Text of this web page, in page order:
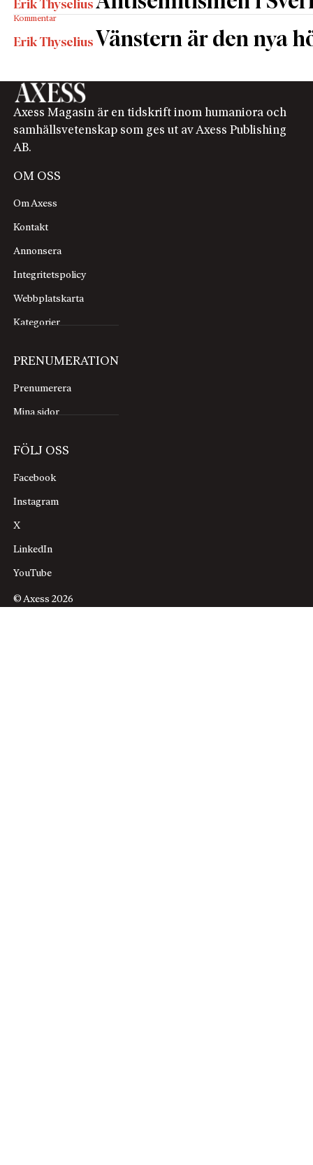
Erik Thyselius
Kommentar
Erik Thyselius Vänstern är den nya
Axess Magasin är en tidskrift inom humaniora och
samhällsvetenskap som ges ut av Axess Publishing
AB.
OM OSS
Om Axess
Kontakt
Annonsera
Integritetspolicy
Webbplatskarta
Kategorier
PRENUMERATION
Prenumerera
Mina sidor
FÖLJ OSS
Facebook
Instagram
X
LinkedIn
YouTube
© Axess 2026